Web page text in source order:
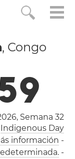
, Congo
0
Semana 32
Indigenous Day
información -
-